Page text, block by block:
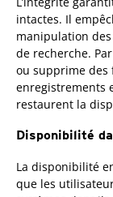
intactes. Il
manipulation
de recherche.
ou supprime des
enregistrements
restaurent la
Disponibilité
La disponibilité
que les